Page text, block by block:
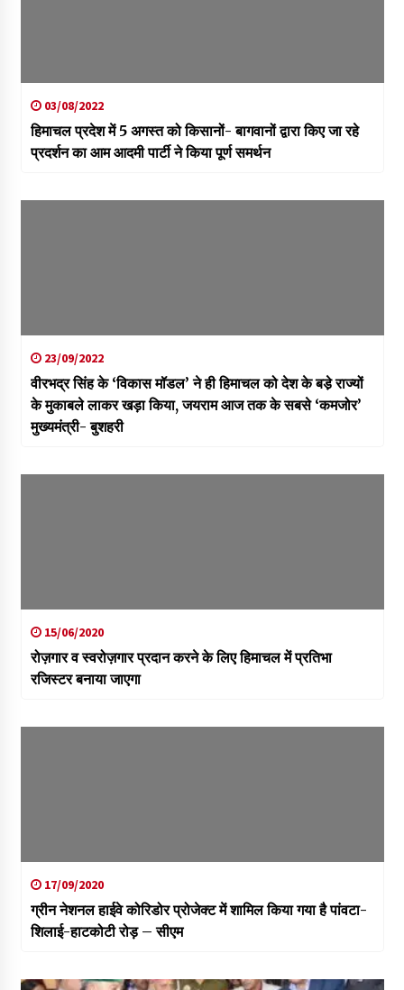
03/08/2022
हिमाचल प्रदेश में 5 अगस्त को किसानों- बागवानों द्वारा किए जा रहे
प्रदर्शन का आम आदमी पार्टी ने किया पूर्ण समर्थन
23/09/2022
वीरभद्र सिंह के ‘विकास मॉडल’ ने ही हिमाचल को देश के बडे़ राज्यों
के मुकाबले लाकर खड़ा किया, जयराम आज तक के सबसे ‘कमजोर’
मुख्यमंत्री- बुशहरी
15/06/2020
रोज़गार व स्वरोज़गार प्रदान करने के लिए हिमाचल में प्रतिभा
रजिस्टर बनाया जाएगा
17/09/2020
ग्रीन नेशनल हाईवे कोरिडोर प्रोजेक्ट में शामिल किया गया है पांवटा-
शिलाई-हाटकोटी रोड़ – सीएम